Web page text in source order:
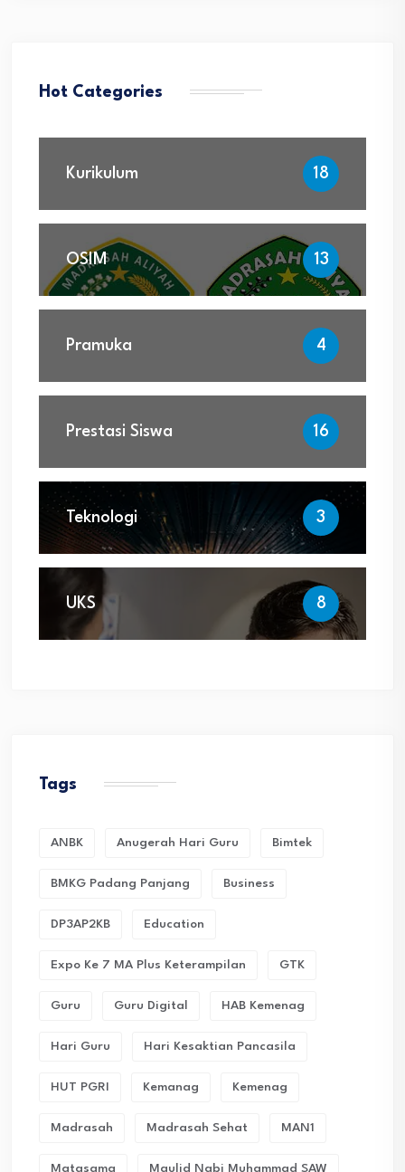
Hot Categories
Kurikulum 18
OSIM 13
Pramuka 4
Prestasi Siswa 16
Teknologi 3
UKS 8
Tags
ANBK Anugerah Hari Guru Bimtek
BMKG Padang Panjang Business
DP3AP2KB Education
Expo Ke 7 MA Plus Keterampilan GTK
Guru Guru Digital HAB Kemenag
Hari Guru Hari Kesaktian Pancasila
HUT PGRI Kemanag Kemenag
Madrasah Madrasah Sehat MAN1
Matasama Maulid Nabi Muhammad SAW